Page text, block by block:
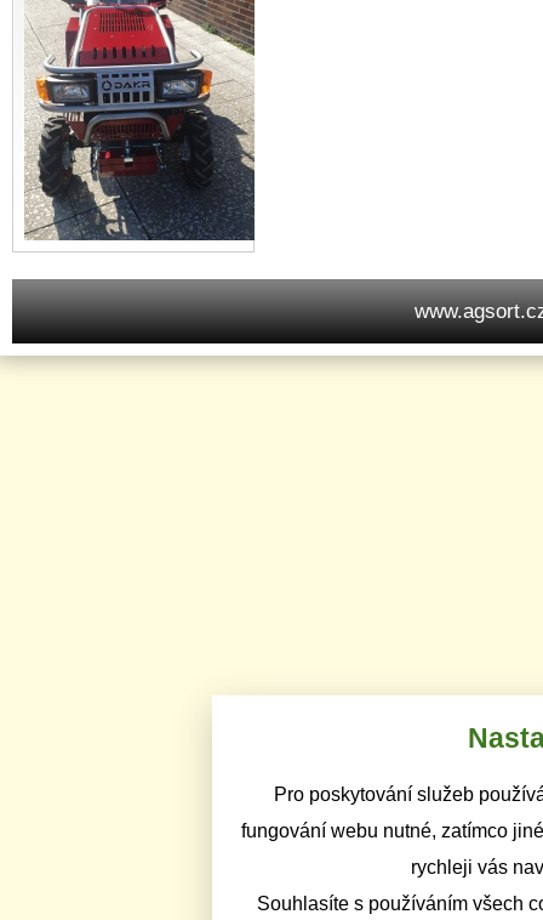
Pro poskytování služeb
fungování webu nutné, zatímco
rychleji vás
Souhlasíte s používáním všech